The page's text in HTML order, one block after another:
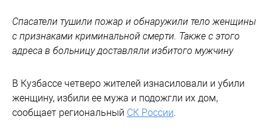
Спасатели тушили пожар и обнаружили тело женщины
с признаками криминальной смерти. Также с этого
адреса в больницу доставляли избитого мужчину
В Кузбассе четверо жителей изнасиловали и убили
женщину, избили ее мужа и подожгли их дом,
сообщает региональный СК России.